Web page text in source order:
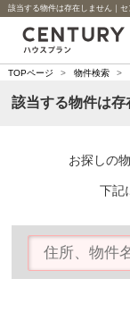
該当する物件は存在しません｜
TOPページ > 物件検索 >
該当する物件は存
お探しの
下記